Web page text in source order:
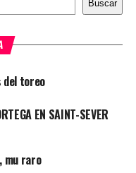
Buscar
del toreo
EN SAINT-SEVER
mu raro